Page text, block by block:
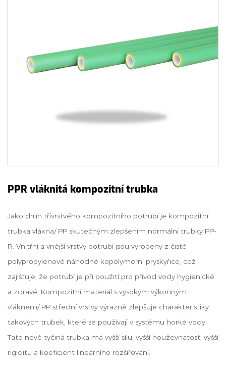
PPR vláknitá kompozitní trubka
Jako druh třívrstvého kompozitního potrubí je kompozitní
trubka vlákna/ PP skutečným zlepšením normální trubky PP-
R. Vnitřní a vnější vrstvy potrubí jsou vyrobeny z čisté
polypropylenové náhodné kopolymerní pryskyřice, což
zajišťuje, že potrubí je při použití pro přívod vody hygienické
a zdravé. Kompozitní materiál s vysokým výkonným
vláknem/ PP střední vrstvy výrazně zlepšuje charakteristiky
takových trubek, které se používají v systému horké vody.
Tato nově tyčiná trubka má vyšší sílu, vyšší houževnatost, vyšší
rigiditu a koeficient lineárního rozšiřování.